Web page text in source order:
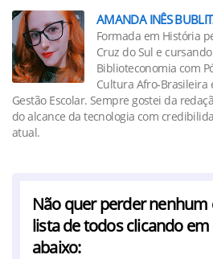
AMANDA INÊS
Formada em História
Cruz do Sul e
Biblioteconomia com
Cultura Afro-Brasileira
Gestão Escolar. Sempre gostei da
do alcance da tecnologia com
atual.
Não quer perder nenhum
lista de todos clicando
abaixo: